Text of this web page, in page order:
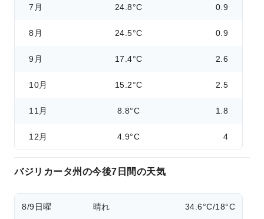
7月 24.8°C 0.9
8月 24.5°C 0.9
9月 17.4°C 2.6
10月 15.2°C 2.5
11月 8.8°C 1.8
12月 4.9°C 4
バジリカータ州の今後7日間の天気
8/9日曜 晴れ 34.6°C/18°C